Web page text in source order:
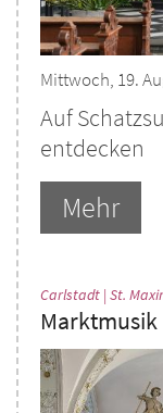
Mittwoch, 19.
Auf
entdecken
Mehr
Carlstadt | St.
Marktmusik